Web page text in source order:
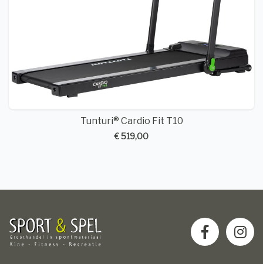
Tunturi® Cardio Fit T10
€ 519,00